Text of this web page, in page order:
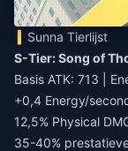
Sunna Tierlijst
S-Tier: Song of
Basis ATK: 713 |
+0,4 Energy/
12,5% Physical
35-40%